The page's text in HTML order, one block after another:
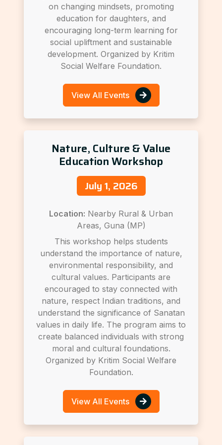
on changing mindsets, promoting
education for daughters, and
encouraging long-term learning for
social upliftment and sustainable
development. Organized by Kritim
Social Welfare Foundation.
View All Events
Nature, Culture & Value
Education Workshop
July 1, 2026
Location: Nearby Rural & Urban
Areas, Guna (MP)
This workshop helps students
understand the importance of nature,
environmental responsibility, and
cultural values. Participants are
encouraged to stay connected with
nature, respect Indian traditions, and
understand the significance of Sanatan
values in daily life. The program aims to
create balanced individuals with strong
moral and cultural foundations.
Organized by Kritim Social Welfare
Foundation.
View All Events